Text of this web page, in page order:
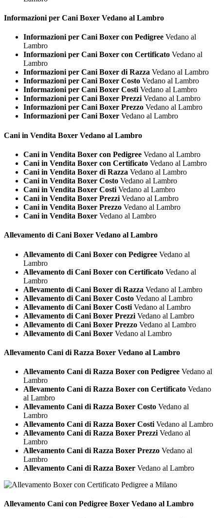
Informazioni per Cani Boxer Vedano al Lambro
Informazioni per Cani Boxer con Pedigree Vedano al
Lambro
Informazioni per Cani Boxer con Certificato Vedano al
Lambro
Informazioni per Cani Boxer di Razza Vedano al Lambro
Informazioni per Cani Boxer Costo Vedano al Lambro
Informazioni per Cani Boxer CostiVedano al Lambro
Informazioni per Cani Boxer PrezziVedano al Lambro
Informazioni per Cani Boxer Prezzo Vedano al Lambro
Informazioni per Cani Boxer Vedano al Lambro
Cani in Vendita Boxer Vedano al Lambro
Cani in Vendita Boxer con Pedigree Vedano al Lambro
Cani in Vendita Boxer con Certificato Vedano al Lambro
Cani in Vendita Boxer di Razza Vedano al Lambro
Cani in Vendita Boxer Costo Vedano al Lambro
Cani in Vendita Boxer Costi Vedano al Lambro
Cani in Vendita Boxer Prezzi Vedano al Lambro
Cani in Vendita Boxer Prezzo Vedano al Lambro
Cani in Vendita Boxer Vedano al Lambro
Allevamento di Cani Boxer Vedano al Lambro
Allevamento di Cani Boxer con Pedigree Vedano al
Lambro
Allevamento di Cani Boxer con Certificato Vedano al
Lambro
Allevamento di Cani Boxer di Razza Vedano al Lambro
Allevamento di Cani Boxer Costo Vedano al Lambro
Allevamento di Cani Boxer Costi Vedano al Lambro
Allevamento di Cani Boxer Prezzi Vedano al Lambro
Allevamento di Cani Boxer Prezzo Vedano al Lambro
Allevamento di Cani Boxer Vedano al Lambro
Allevamento Cani di Razza Boxer Vedano al Lambro
Allevamento Cani di Razza Boxer con Pedigree Vedano al
Lambro
Allevamento Cani di Razza Boxer con Certificato Vedano
al Lambro
Allevamento Cani di Razza Boxer Costo Vedano al
Lambro
Allevamento Cani di Razza Boxer Costi Vedano al Lambro
Allevamento Cani di Razza Boxer Prezzi Vedano al
Lambro
Allevamento Cani di Razza Boxer Prezzo Vedano al
Lambro
Allevamento Cani di Razza Boxer Vedano al Lambro
Allevamento Cani con Pedigree Boxer Vedano al Lambro